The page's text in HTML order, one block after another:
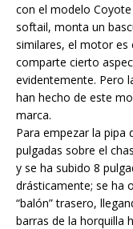
con el modelo
softail, monta un
similares, el motor es
comparte cierto
evidentemente. Pero
han hecho de este
marca.
Para empezar la pipa
pulgadas sobre el
y se ha subido 8
drásticamente; se ha
“balón” trasero,
barras de la horquilla